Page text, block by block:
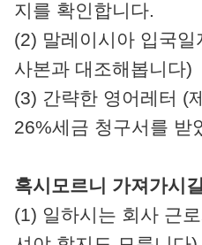
지를 확인합니다.
(2) 말레이시아 입국
사본과 대조해봅니다)
(3) 간략한 영어레터 (
26%세금 청구서를 받
혹시모르니 가져가시
(1) 일하시는 회사 근